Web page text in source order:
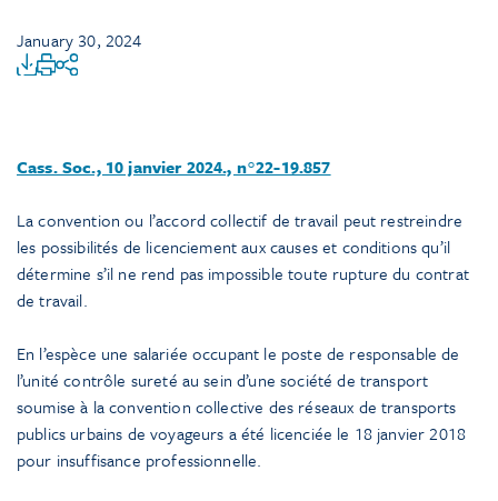
January 30, 2024
Cass. Soc., 10 janvier 2024., n°22-19.857
La convention ou l’accord collectif de travail peut restreindre
les possibilités de licenciement aux causes et conditions qu’il
détermine s’il ne rend pas impossible toute rupture du contrat
de travail.
En l’espèce une salariée occupant le poste de responsable de
l’unité contrôle sureté au sein d’une société de transport
soumise à la convention collective des réseaux de transports
publics urbains de voyageurs a été licenciée le 18 janvier 2018
pour insuffisance professionnelle.